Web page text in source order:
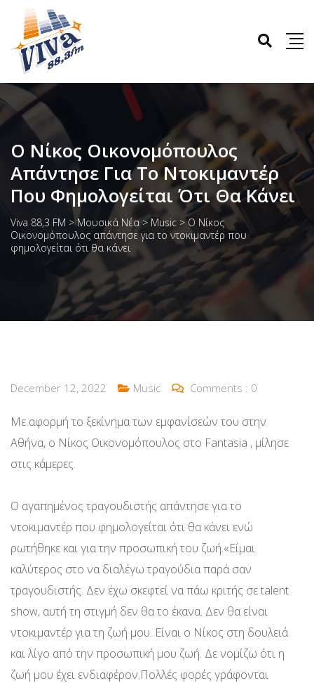
O Νίκος Οικονομόπουλος
Απάντησε Για Το Ντοκιμαντέρ
Που Φημολογείται Ότι Θα Κάνει
Viva 88,3 FM >Μουσικά Νέα>Music >O Νίκος
Οικονομόπουλος απάντησε για το ντοκιμαντέρ που
φημολογείται ότι θα κάνει
December 12, 2022 Music Comments : 0
Με αφορμή το ξεκίνημα των εμφανίσεών του στην
Αθήνα, ο Νίκος Οικονομόπουλος στο Fantasia , μίλησε
στις κάμερες.
Ο αγαπημένος τραγουδιστής απάντησε για το
ντοκιμαντέρ που φημολογείται ότι θα κάνει ενώ
ρωτήθηκε και για την προσωπική του ζωή.«Είμαι
καλύτερος στο να διαλέγω τραγούδια παρά σαν
τραγουδιστής. Δεν έχω σκεφτεί να πάω κριτής σε talent
show, αυτή τη στιγμή δεν θα το έκανα. Δεν θα είναι
ντοκιμαντέρ για τη ζωή μου. Είναι ο Νίκος στη δουλειά
και λίγο από την προσωπική μου ζωή. Δε νομίζω ότι η
ζωή μου έχει ενδιαφέρον.Πολλές φορές γράφονται